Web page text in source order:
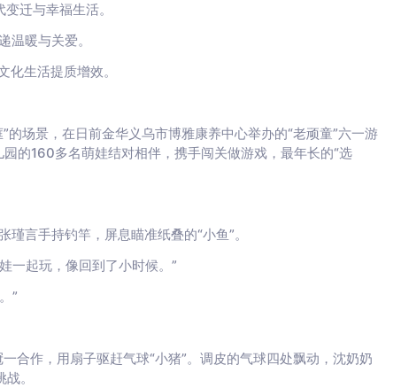
迁与幸福生活。
温暖与关爱。
生活提质增效。
场景，在日前金华义乌市博雅康养中心举办的“老顽童”六一游
的160多名萌娃结对相伴，携手闯关做游戏，最年长的“选
言手持钓竿，屏息瞄准纸叠的“小鱼”。
一起玩，像回到了小时候。”
”
合作，用扇子驱赶气球“小猪”。调皮的气球四处飘动，沈奶奶
。